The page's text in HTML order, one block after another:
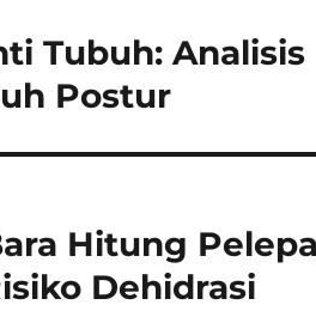
Tubuh:
Postur
Hitung
Dehidrasi